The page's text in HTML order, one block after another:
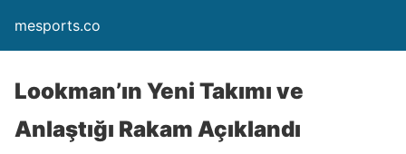
mesports.co
Lookman’ın Yeni Takımı ve
Anlaştığı Rakam Açıklandı